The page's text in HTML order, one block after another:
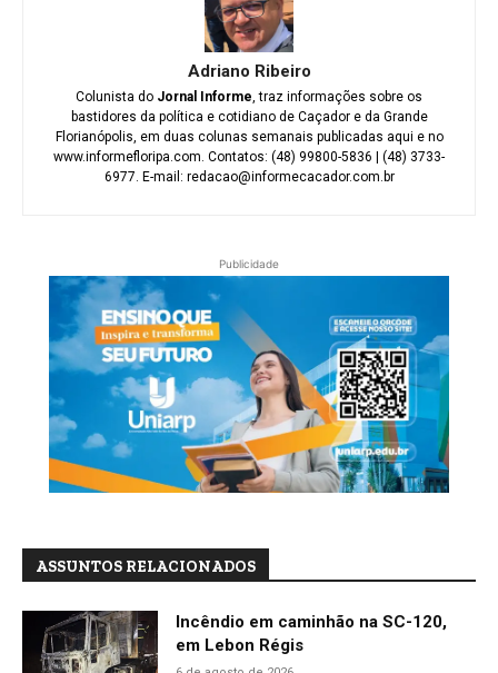
Adriano Ribeiro
Colunista do Jornal Informe, traz informações sobre os
bastidores da política e cotidiano de Caçador e da Grande
Florianópolis, em duas colunas semanais publicadas aqui e no
www.informefloripa.com. Contatos: (48) 99800-5836 | (48) 3733-
6977. E-mail: redacao@informecacador.com.br
Publicidade
ASSUNTOS RELACIONADOS
Incêndio em caminhão na SC-120,
em Lebon Régis